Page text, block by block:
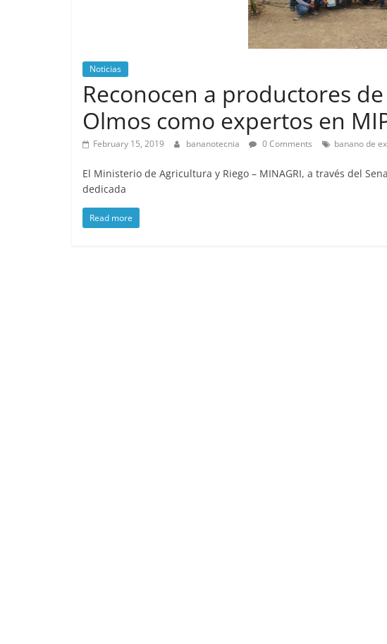
Noticias
Reconocen a productores
Olmos como expertos en
February 15, 2019 bananotecnia 0 Comments banano de
El Ministerio de Agricultura y Riego – MINAGRI, a través del
dedicada
Read more